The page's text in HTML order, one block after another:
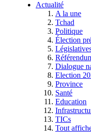
Actualité
A la une
Tchad
Politique
Élection
Dialogue
Election
Province
Santé
Education
TICs
Tout